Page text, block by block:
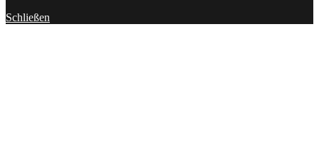
Schließen